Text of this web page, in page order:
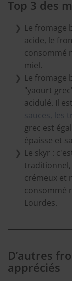
Top 3 des
Le fromage
acide, le
consommé
miel.
Le fromage
"yaourt
acidulé. Il
sauces, les
grec est
épaisse et
Le skyr :
traditionnel,
crémeux et
consommé
Lourdes.
D’autres
appréciés